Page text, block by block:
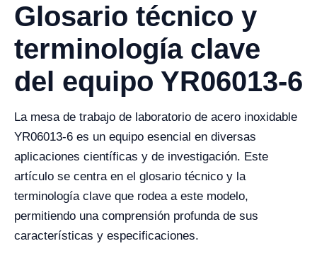
Glosario técnico y
terminología clave
del equipo YR06013-6
La mesa de trabajo de laboratorio de acero inoxidable
YR06013-6 es un equipo esencial en diversas
aplicaciones científicas y de investigación. Este
artículo se centra en el glosario técnico y la
terminología clave que rodea a este modelo,
permitiendo una comprensión profunda de sus
características y especificaciones.